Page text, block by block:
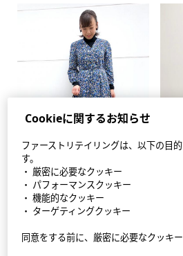
StyleHint アプリ
Cookieに関するお知らせ
ファーストリテイリングは、以下の目
す。
・ 厳密に必要なクッキー
・ パフォーマンスクッキー
・ 機能的なクッキー
・ ターゲティングクッキー
同意をする前に、厳密に必要なクッキー